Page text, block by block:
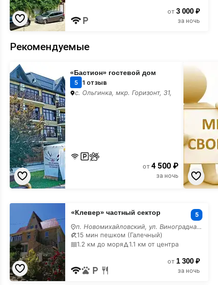
от 3 000 ₽
за ночь
Рекомендуемые
«Бастион»
гостевой
дом
«Бастион» гостевой дом
5 1 отзыв
с. Ольгинка, мкр. Горизонт, 31,
от 4 500 ₽
за ночь
для
вашего
баннера
«Клевер»
частный
сектор
бассейном
«Клевер» частный сектор 5
п. Новомихайловский, ул. Виноградная, 11
15 мин пешком (Галечный)
1.2 км до моря
1.1 км от центра
от 1 300 ₽
за ночь